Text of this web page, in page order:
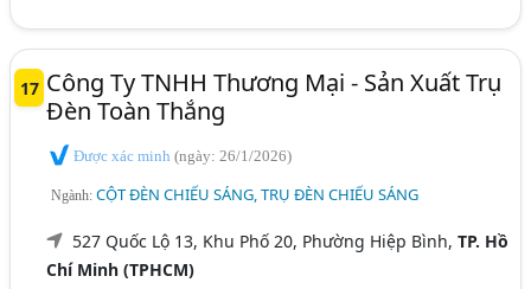
17 Công Ty TNHH Thương Mại - Sản Xuất Trụ
Đèn Toàn Thắng
Được xác minh(ngày: 26/1/2026)
Ngành:CỘT ĐÈN CHIẾU SÁNG, TRỤ ĐÈN CHIẾU SÁNG
527 Quốc Lộ 13, Khu Phố 20, Phường Hiệp Bình,TP. Hồ
Chí Minh (TPHCM)